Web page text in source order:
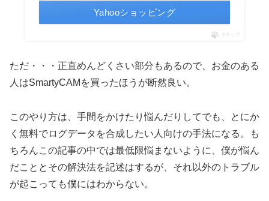
Yahooショッピング
ポチップ
ただ・・・正直めんどくさい部分もあるので、お金のある
人はSmartyCAMを買ったほうが断然良い。
このやり方は、手間をかけたり悩んだりしてでも、とにか
く無料でログデータを合成したい人向けの手法になる。も
ちろんこの記事の中では最低限悩まないように、僕が悩ん
だこととその解決法を記述はするが、それ以外のトラブル
が起こっても僕にはわからない。